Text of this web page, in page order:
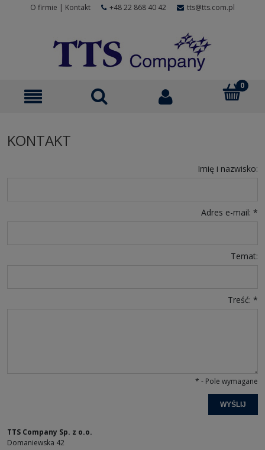
O firmie | Kontakt +48 22 868 40 42 tts@tts.com.pl
KONTAKT
Imię i nazwisko:
Adres e-mail: *
Temat:
Treść: *
* - Pole wymagane
WYŚLIJ
TTS Company Sp. z o.o.
Domaniewska 42